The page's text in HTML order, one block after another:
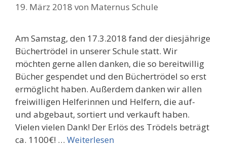
19. März 2018 von Maternus Schule
Am Samstag, den 17.3.2018 fand der diesjährige
Büchertrödel in unserer Schule statt. Wir
möchten gerne allen danken, die so bereitwillig
Bücher gespendet und den Büchertrödel so erst
ermöglicht haben. Außerdem danken wir allen
freiwilligen Helferinnen und Helfern, die auf-
und abgebaut, sortiert und verkauft haben.
Vielen vielen Dank! Der Erlös des Trödels beträgt
ca. 1100€! … Weiterlesen